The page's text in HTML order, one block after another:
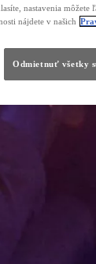
nastavenia
nájdete v našich
Odmietnuť všetky